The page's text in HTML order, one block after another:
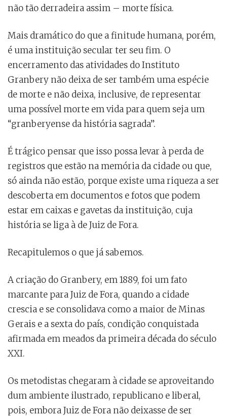
não tão derradeira assim – morte física.
Mais dramático do que a finitude humana, porém,
é uma instituição secular ter seu fim. O
encerramento das atividades do Instituto
Granbery não deixa de ser também uma espécie
de morte e não deixa, inclusive, de representar
uma possível morte em vida para quem seja um
“granberyense da história sagrada”.
É trágico pensar que isso possa levar à perda de
registros que estão na memória da cidade ou que,
só ainda não estão, porque existe uma riqueza a ser
descoberta em documentos e fotos que podem
estar em caixas e gavetas da instituição, cuja
história se liga à de Juiz de Fora.
Recapitulemos o que já sabemos.
A criação do Granbery, em 1889, foi um fato
marcante para Juiz de Fora, quando a cidade
crescia e se consolidava como a maior de Minas
Gerais e a sexta do país, condição conquistada
afirmada em meados da primeira década do século
XXI.
Os metodistas chegaram à cidade se aproveitando
dum ambiente ilustrado, republicano e liberal,
pois, embora Juiz de Fora não deixasse de ser